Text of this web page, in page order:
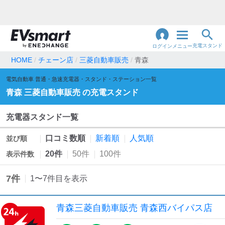
ログイン メニュー充電スタンド
地名・観光スポット・住所
充電器の種類
急速充電器のみ表示
認証システム
HOME チェーン店 三菱自動車販売 青森
電気自動車 普通・急速充電器・スタンド・ステーション一覧
青森 三菱自動車販売 の充電スタンド
充電器スタンド一覧
並び順 口コミ数順 新着順 人気順
表示件数 20件 50件 100件
7件 1〜7件目を表示
青森三菱自動車販売 青森西バイパス店